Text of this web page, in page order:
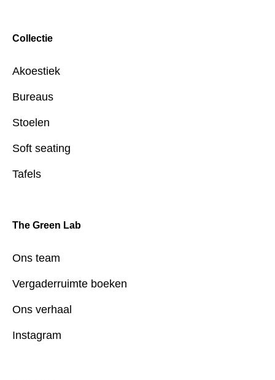
Collectie
Akoestiek
Bureaus
Stoelen
Soft seating
Tafels
The Green Lab
Ons team
Vergaderruimte boeken
Ons verhaal
Instagram